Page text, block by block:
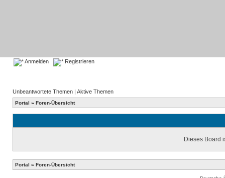
Anmelden Registrieren
Unbeantwortete Themen | Aktive Themen
Portal » Foren-Übersicht
Dieses Board
Portal » Foren-Übersicht